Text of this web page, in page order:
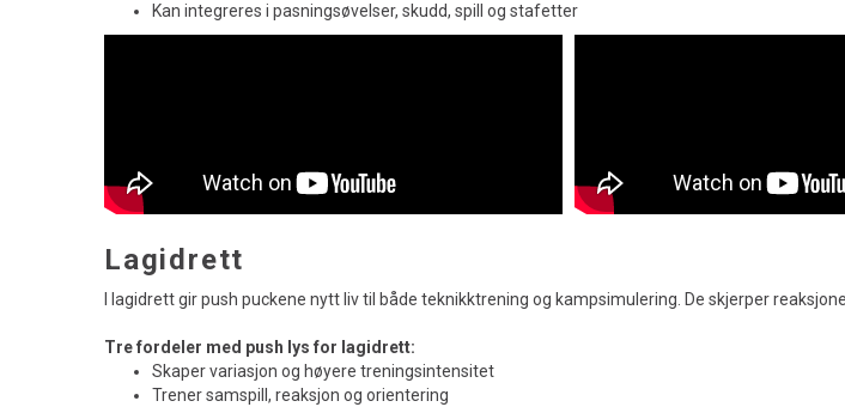
Kan integreres i pasningsøvelser, skudd, spill og stafetter
Lagidrett
I lagidrett gir push puckene nytt liv til både teknikktrening og kampsimulering. De skjerper
Tre fordeler med push lys for lagidrett:
Skaper variasjon og høyere treningsintensitet
Trener samspill, reaksjon og orientering